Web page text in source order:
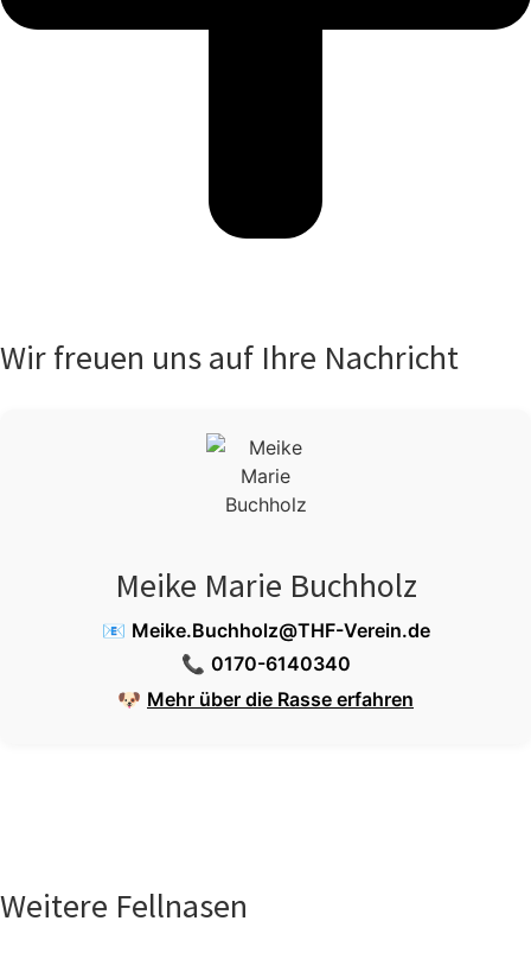
Wir freuen uns auf Ihre Nachricht
Meike Marie Buchholz
📧 Meike.Buchholz@THF-Verein.de
📞 0170-6140340
🐶 Mehr über die Rasse erfahren
Weitere Fellnasen